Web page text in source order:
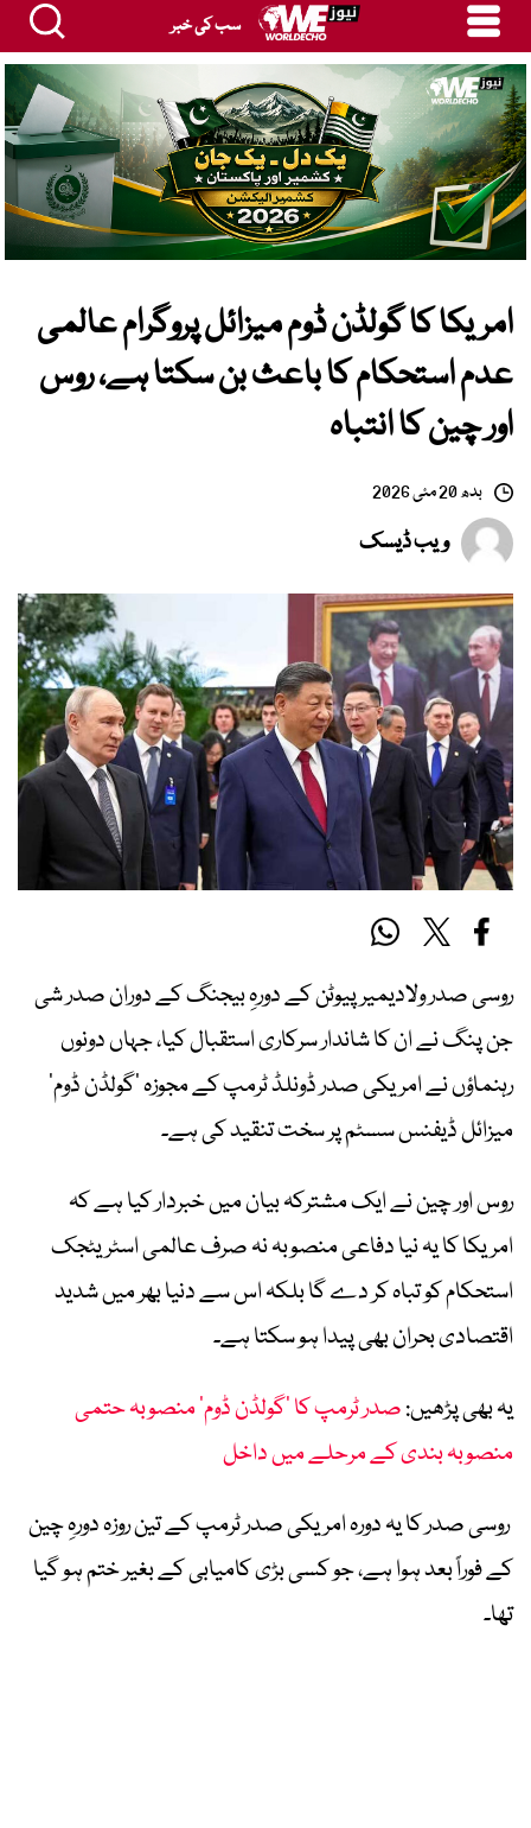
سب کی خبر
امریکا کا گولڈن ڈوم میزائل پروگرام عالمی
عدم استحکام کا باعث بن سکتا ہے، روس
اور چین کا انتباہ
بدھ 20 مئی 2026
ویب ڈیسک
روسی صدر ولادیمیر پیوٹن کے دورہِ بیجنگ کے دوران صدر شی
جن پنگ نے ان کا شاندار سرکاری استقبال کیا، جہاں دونوں
رہنماؤں نے امریکی صدر ڈونلڈ ٹرمپ کے مجوزہ ’گولڈن ڈوم‘
میزائل ڈیفنس سسٹم پر سخت تنقید کی ہے۔
روس اور چین نے ایک مشترکہ بیان میں خبردار کیا ہے کہ
امریکا کا یہ نیا دفاعی منصوبہ نہ صرف عالمی اسٹریٹجک
استحکام کو تباہ کر دے گا بلکہ اس سے دنیا بھر میں شدید
اقتصادی بحران بھی پیدا ہو سکتا ہے۔
یہ بھی پڑھیں:صدر ٹرمپ کا ’گولڈن ڈوم‘ منصوبہ حتمی
منصوبہ بندی کے مرحلے میں داخل
روسی صدر کا یہ دورہ امریکی صدر ٹرمپ کے تین روزہ دورہِ چین
کے فوراً بعد ہوا ہے، جو کسی بڑی کامیابی کے بغیر ختم ہو گیا
تھا۔